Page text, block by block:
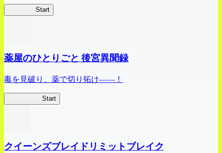
Start
薬屋のひとりごと 後宮異聞録
毒を見破り、薬で切り拓け――！
Start
クイーンズブレイドリミットブレイク